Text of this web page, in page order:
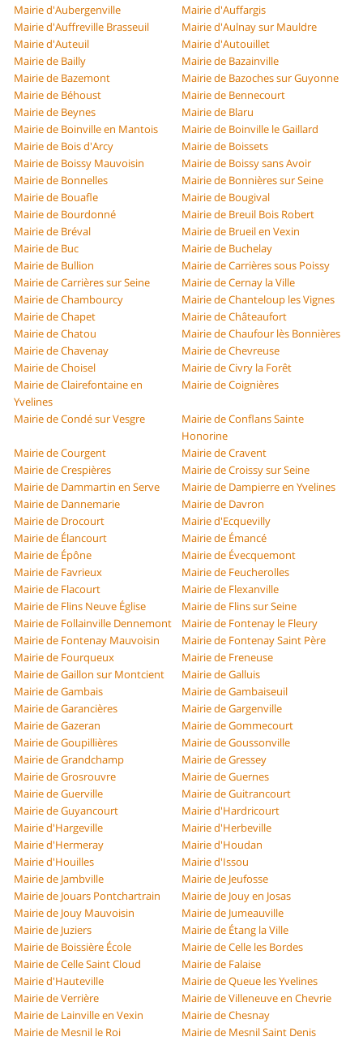
Mairie d'Aubergenville
Mairie d'Auffargis
Mairie d'Auffreville Brasseuil
Mairie d'Aulnay sur Mauldre
Mairie d'Auteuil
Mairie d'Autouillet
Mairie de Bailly
Mairie de Bazainville
Mairie de Bazemont
Mairie de Bazoches sur Guyonne
Mairie de Béhoust
Mairie de Bennecourt
Mairie de Beynes
Mairie de Blaru
Mairie de Boinville en Mantois
Mairie de Boinville le Gaillard
Mairie de Bois d'Arcy
Mairie de Boissets
Mairie de Boissy Mauvoisin
Mairie de Boissy sans Avoir
Mairie de Bonnelles
Mairie de Bonnières sur Seine
Mairie de Bouafle
Mairie de Bougival
Mairie de Bourdonné
Mairie de Breuil Bois Robert
Mairie de Bréval
Mairie de Brueil en Vexin
Mairie de Buc
Mairie de Buchelay
Mairie de Bullion
Mairie de Carrières sous Poissy
Mairie de Carrières sur Seine
Mairie de Cernay la Ville
Mairie de Chambourcy
Mairie de Chanteloup les Vignes
Mairie de Chapet
Mairie de Châteaufort
Mairie de Chatou
Mairie de Chaufour lès Bonnières
Mairie de Chavenay
Mairie de Chevreuse
Mairie de Choisel
Mairie de Civry la Forêt
Mairie de Clairefontaine en
Yvelines
Mairie de Coignières
Mairie de Condé sur Vesgre
Mairie de Conflans Sainte
Honorine
Mairie de Courgent
Mairie de Cravent
Mairie de Crespières
Mairie de Croissy sur Seine
Mairie de Dammartin en Serve
Mairie de Dampierre en Yvelines
Mairie de Dannemarie
Mairie de Davron
Mairie de Drocourt
Mairie d'Ecquevilly
Mairie de Élancourt
Mairie de Émancé
Mairie de Épône
Mairie de Évecquemont
Mairie de Favrieux
Mairie de Feucherolles
Mairie de Flacourt
Mairie de Flexanville
Mairie de Flins Neuve Église
Mairie de Flins sur Seine
Mairie de Follainville Dennemont
Mairie de Fontenay le Fleury
Mairie de Fontenay Mauvoisin
Mairie de Fontenay Saint Père
Mairie de Fourqueux
Mairie de Freneuse
Mairie de Gaillon sur Montcient
Mairie de Galluis
Mairie de Gambais
Mairie de Gambaiseuil
Mairie de Garancières
Mairie de Gargenville
Mairie de Gazeran
Mairie de Gommecourt
Mairie de Goupillières
Mairie de Goussonville
Mairie de Grandchamp
Mairie de Gressey
Mairie de Grosrouvre
Mairie de Guernes
Mairie de Guerville
Mairie de Guitrancourt
Mairie de Guyancourt
Mairie d'Hardricourt
Mairie d'Hargeville
Mairie d'Herbeville
Mairie d'Hermeray
Mairie d'Houdan
Mairie d'Houilles
Mairie d'Issou
Mairie de Jambville
Mairie de Jeufosse
Mairie de Jouars Pontchartrain
Mairie de Jouy en Josas
Mairie de Jouy Mauvoisin
Mairie de Jumeauville
Mairie de Juziers
Mairie de Étang la Ville
Mairie de Boissière École
Mairie de Celle les Bordes
Mairie de Celle Saint Cloud
Mairie de Falaise
Mairie d'Hauteville
Mairie de Queue les Yvelines
Mairie de Verrière
Mairie de Villeneuve en Chevrie
Mairie de Lainville en Vexin
Mairie de Chesnay
Mairie de Mesnil le Roi
Mairie de Mesnil Saint Denis